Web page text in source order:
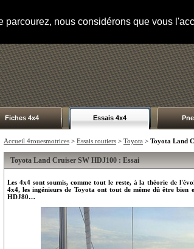
nous considérons que vous
Fiches 4x4 Essais 4x4
Accueil 4rouesmotrices > Essais routiers > Toyota > Toyota Land
Toyota Land Cruiser SW HDJ100 : Essai
Les 4x4 sont soumis, comme tout le reste, à la théorie de
4x4, les ingénieurs de Toyota ont tout de même dû être bien
HDJ80…